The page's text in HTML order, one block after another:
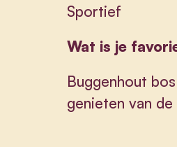
Sportief
Wat is je
Buggenhout
genieten van